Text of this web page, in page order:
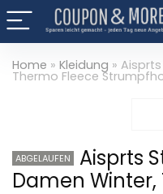
Home » Kleidung »
Thermo Fleece
ABGELAUFEN
Aisprts
Damen